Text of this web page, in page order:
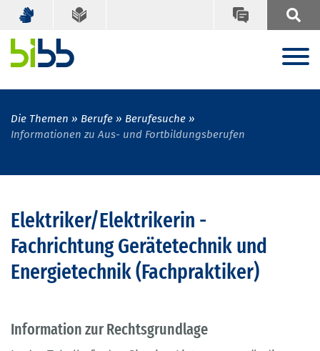
Die Themen Berufe
Berufesuche
Informationen zu Aus- und Fortbildungsberufen
Elektriker/Elektrikerin -
Fachrichtung Gerätetechnik und
Energietechnik (Fachpraktiker)
Information zur Rechtsgrundlage